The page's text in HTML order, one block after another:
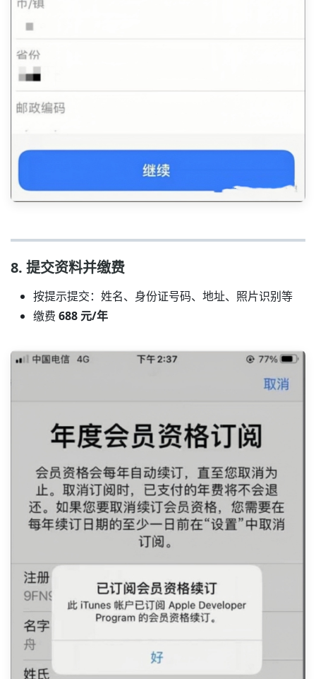
8. 提交资料并缴费
按提示提交：姓名、身份证号码、地址、照片识别等
缴费 688 元/年